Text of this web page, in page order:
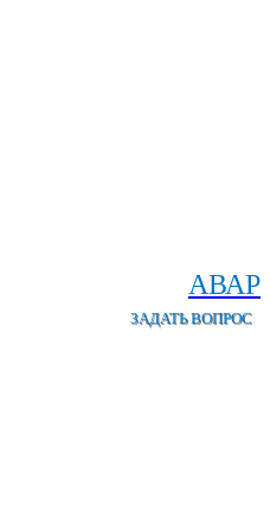
АВАР
ЗАДАТЬ ВОПРОС